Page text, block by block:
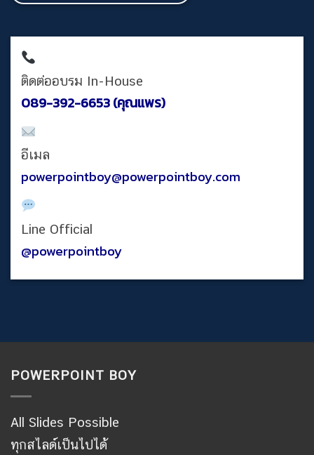
ติดต่ออบรม In-House
089-392-6653 (คุณแพร)
อีเมล
powerpointboy@powerpointboy.com
Line Official
@powerpointboy
POWERPOINT BOY
All Slides Possible
ทุกสไลด์เป็นไปได้